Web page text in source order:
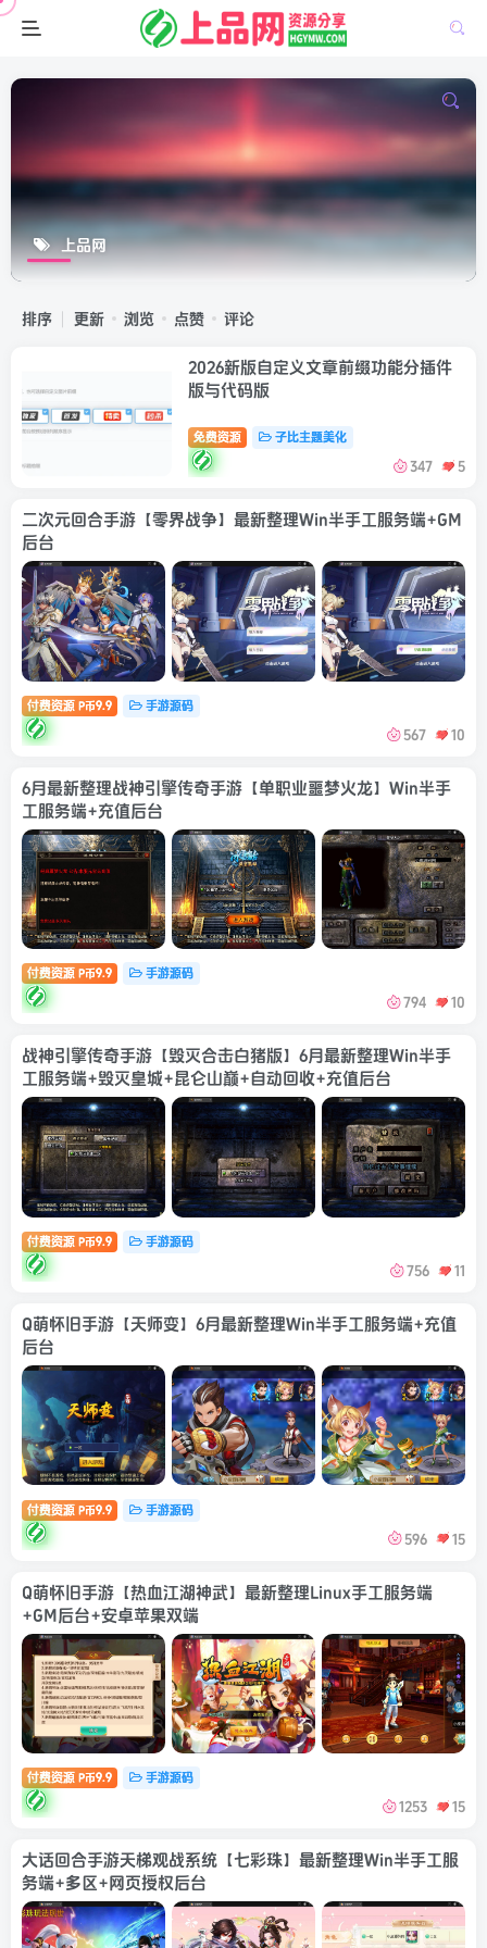
上品网
排序 更新 浏览 点赞 评论
2026新版自定义文章前缀功能分插件
版与代码版
免费资源 子比主题美化
347 5
二次元回合手游【零界战争】最新整理Win半手工服务端+GM
后台
付费资源 P币9.9 手游源码
567 10
6月最新整理战神引擎传奇手游【单职业噩梦火龙】Win半手
工服务端+充值后台
付费资源 P币9.9 手游源码
794 10
战神引擎传奇手游【毁灭合击白猪版】6月最新整理Win半手
工服务端+毁灭皇城+昆仑山巅+自动回收+充值后台
付费资源 P币9.9 手游源码
756 11
Q萌怀旧手游【天师变】6月最新整理Win半手工服务端+充值
后台
付费资源 P币9.9 手游源码
596 15
Q萌怀旧手游【热血江湖神武】最新整理Linux手工服务端
+GM后台+安卓苹果双端
付费资源 P币9.9 手游源码
1253 15
大话回合手游天梯观战系统【七彩珠】最新整理Win半手工服
务端+多区+网页授权后台